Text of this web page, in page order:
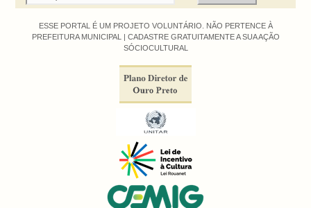
ESSE PORTAL É UM PROJETO VOLUNTÁRIO. NÃO PERTENCE À
PREFEITURA MUNICIPAL | CADASTRE GRATUITAMENTE A SUA AÇÃO
SÓCIOCULTURAL